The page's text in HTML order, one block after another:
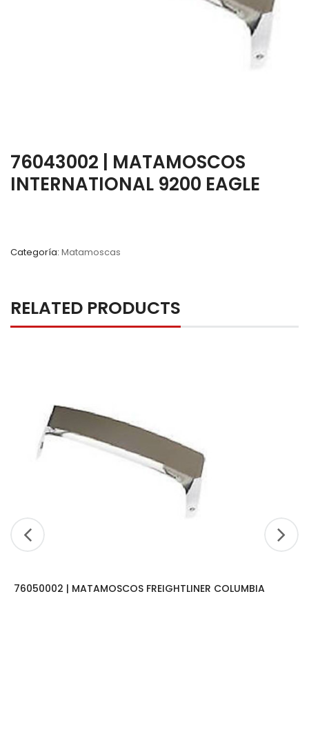
76043002 | MATAMOSCOS
INTERNATIONAL 9200 EAGLE
Categoría: Matamoscas
RELATED PRODUCTS
76050002 | MATAMOSCOS FREIGHTLINER COLUMBIA